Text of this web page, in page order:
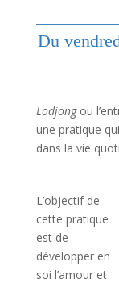
Du
Lodjongou
une pratique
dans la vie
L’objectif de
cette pratique
est de
développer en
soi l’amour et